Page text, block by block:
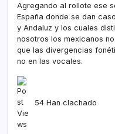
Agregando al rollote ese
España donde se dan
y Andaluz y los cuales
nosotros los mexicanos
que las divergencias
no en las vocales.
54 Han clachado